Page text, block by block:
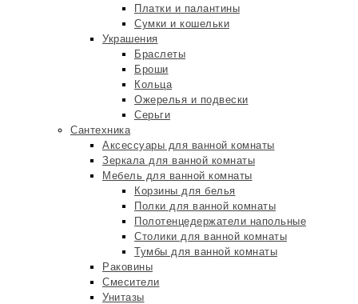
Платки и палантины
Сумки и кошельки
Украшения
Браслеты
Броши
Кольца
Ожерелья и подвески
Серьги
Сантехника
Аксессуары для ванной комнаты
Зеркала для ванной комнаты
Мебель для ванной комнаты
Корзины для белья
Полки для ванной комнаты
Полотенцедержатели напольные
Столики для ванной комнаты
Тумбы для ванной комнаты
Раковины
Смесители
Унитазы